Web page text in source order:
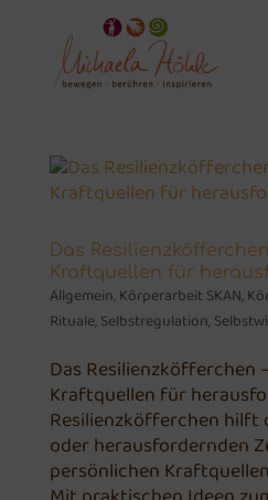
Das
Kraftquellen für
Allgemein,Körperarbeit SKAN,
Rituale,Selbstregulation,
Das Resilienzköfferchen
Kraftquellen für
Resilienzköfferchen hilft
oder herausfordernden
persönlichen